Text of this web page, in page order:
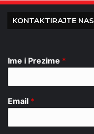
KONTAKTIRAJTE NAS
Ime i Prezime *
Email *